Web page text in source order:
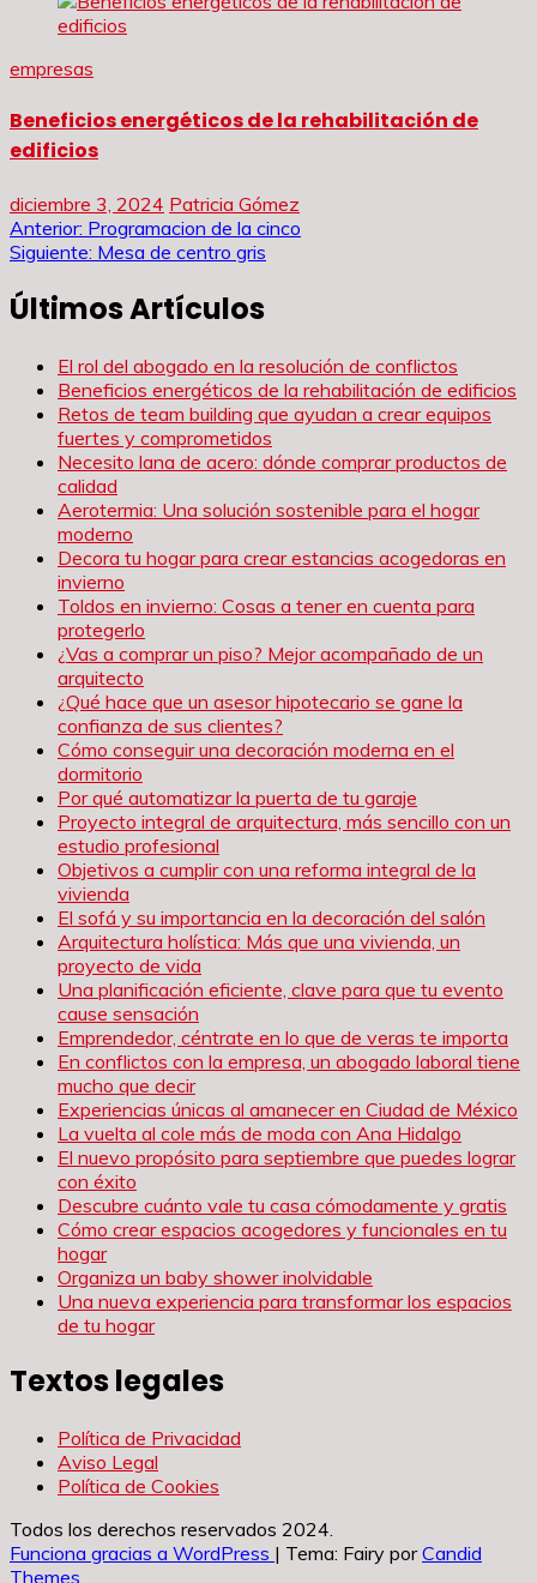
empresas
Beneficios energéticos de la rehabilitación de
edificios
diciembre 3, 2024 Patricia Gómez
Navegación
entradas
Anterior: Programacion de la cinco
Siguiente: Mesa de centro gris
Últimos Artículos
El rol del abogado en la resolución de conflictos
Beneficios energéticos de la rehabilitación de edificios
Retos de team building que ayudan a crear equipos
fuertes y comprometidos
Necesito lana de acero: dónde comprar productos de
calidad
Aerotermia: Una solución sostenible para el hogar
moderno
Decora tu hogar para crear estancias acogedoras en
invierno
Toldos en invierno: Cosas a tener en cuenta para
protegerlo
¿Vas a comprar un piso? Mejor acompañado de un
arquitecto
¿Qué hace que un asesor hipotecario se gane la
confianza de sus clientes?
Cómo conseguir una decoración moderna en el
dormitorio
Por qué automatizar la puerta de tu garaje
Proyecto integral de arquitectura, más sencillo con un
estudio profesional
Objetivos a cumplir con una reforma integral de la
vivienda
El sofá y su importancia en la decoración del salón
Arquitectura holística: Más que una vivienda, un
proyecto de vida
Una planificación eficiente, clave para que tu evento
cause sensación
Emprendedor, céntrate en lo que de veras te importa
En conflictos con la empresa, un abogado laboral tiene
mucho que decir
Experiencias únicas al amanecer en Ciudad de México
La vuelta al cole más de moda con Ana Hidalgo
El nuevo propósito para septiembre que puedes lograr
con éxito
Descubre cuánto vale tu casa cómodamente y gratis
Cómo crear espacios acogedores y funcionales en tu
hogar
Organiza un baby shower inolvidable
Una nueva experiencia para transformar los espacios
de tu hogar
Textos legales
Política de Privacidad
Aviso Legal
Política de Cookies
Todos los derechos reservados 2024.
Funciona gracias a WordPress | Tema: Fairy porCandid
Themes